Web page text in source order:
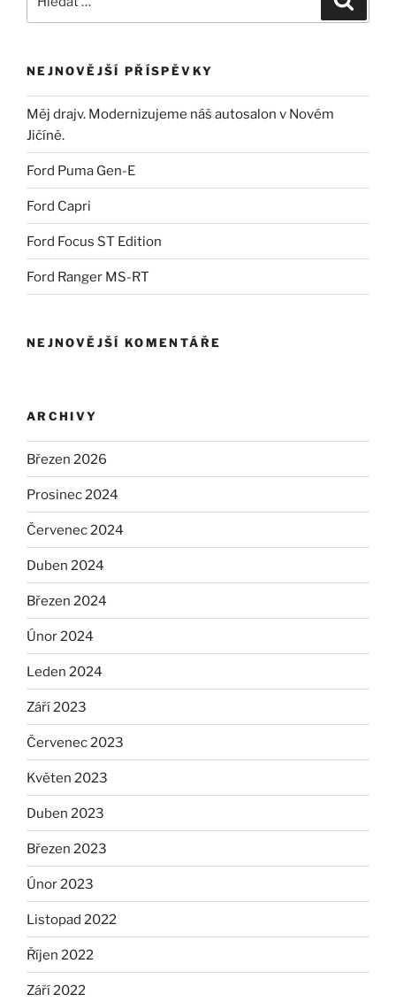
NEJNOVĚJŠÍ PŘÍSPĚVKY
Měj drajv. Modernizujeme náš autosalon v Novém
Jičíně.
Ford Puma Gen-E
Ford Capri
Ford Focus ST Edition
Ford Ranger MS-RT
NEJNOVĚJŠÍ KOMENTÁŘE
ARCHIVY
Březen 2026
Prosinec 2024
Červenec 2024
Duben 2024
Březen 2024
Únor 2024
Leden 2024
Září 2023
Červenec 2023
Květen 2023
Duben 2023
Březen 2023
Únor 2023
Listopad 2022
Říjen 2022
Září 2022